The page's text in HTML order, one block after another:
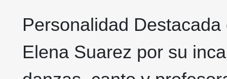
Personalidad
Elena Suarez por su